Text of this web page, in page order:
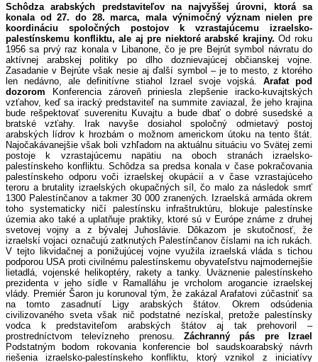
Schôdza arabských predstaviteľov na najvyššej úrovni, ktorá sa
konala od 27. do 28. marca, mala výnimočný význam nielen pre
koordináciu spoločných postojov k vzrastajúcemu izraelsko-
palestínskemu konfliktu, ale aj pre niektoré arabské krajiny.Od roku
1956 sa prvý raz konala v Libanone, čo je pre Bejrút symbol návratu do
aktívnej arabskej politiky po dlho doznievajúcej občianskej vojne.
Zasadanie v Bejrúte však nesie aj ďalší symbol – je to mesto, z ktorého
len nedávno, ale definitívne stiahol Izrael svoje vojská.
Arafat pod
dozorom Konferencia zároveň priniesla zlepšenie iracko-kuvajtských
vzťahov, keď sa iracký predstaviteľ na summite zaviazal, že jeho krajina
bude rešpektovať suverenitu Kuvajtu a bude dbať o dobré susedské a
bratské vzťahy. Irak navyše dosiahol spoločný odmietavý postoj
arabských lídrov k hrozbám o možnom americkom útoku na tento štát.
Najočakávanejšie však boli vzhľadom na aktuálnu situáciu vo Svätej zemi
postoje k vzrastajúcemu napätiu na oboch stranách izraelsko-
palestínskeho konfliktu. Schôdza sa predsa konala v čase pokračovania
palestínskeho odporu voči izraelskej okupácií a v čase vzrastajúceho
teroru a brutality izraelských okupačných síl, čo malo za následok smrť
1300 Palestínčanov a takmer 30 000 zranených. Izraelská armáda okrem
toho systematicky ničí palestínsku infraštruktúru, blokuje palestínske
územia ako také a uplatňuje praktiky, ktoré sú v Európe známe z druhej
svetovej vojny a z bývalej Juhoslávie. Dôkazom je skutočnosť, že
izraelskí vojaci označujú zatknutých Palestínčanov číslami na ich rukách.
V tejto likvidačnej a ponižujúcej vojne využila izraelská vláda s tichou
podporou USA proti civilnému palestínskemu obyvateľstvu najmodernejšie
lietadlá, vojenské helikoptéry, rakety a tanky. Uväznenie palestínskeho
prezidenta v jeho sídle v Ramalláhu je vrcholom arogancie izraelskej
vlády. Premiér Šaron ju korunoval tým, že zakázal Arafatovi zúčastniť sa
na tomto zasadnutí Ligy arabských štátov. Okrem odsúdenia
civilizovaného sveta však nič podstatné nezískal, pretože palestínsky
vodca k predstaviteľom arabských štátov aj tak prehovoril –
prostredníctvom televízneho prenosu.
Záchranný pás pre Izrael
Podstatným bodom rokovania konferencie bol saudskoarabský návrh
riešenia izraelsko-palestínskeho konfliktu, ktorý vznikol z iniciatívy